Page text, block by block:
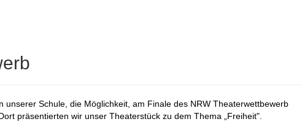
unserer Schule, die Möglichkeit, am Finale des NRW Theaterwettbewerb
präsentierten wir unser Theaterstück zu dem Thema „Freiheit".